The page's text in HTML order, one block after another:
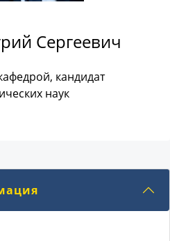
Сергеевич
кандидат
наук